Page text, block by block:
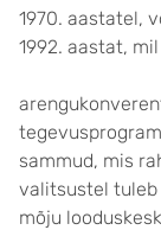
1970. aastatel,
1992. aastat,
sammud, mis
valitsustel tuleb
mõju